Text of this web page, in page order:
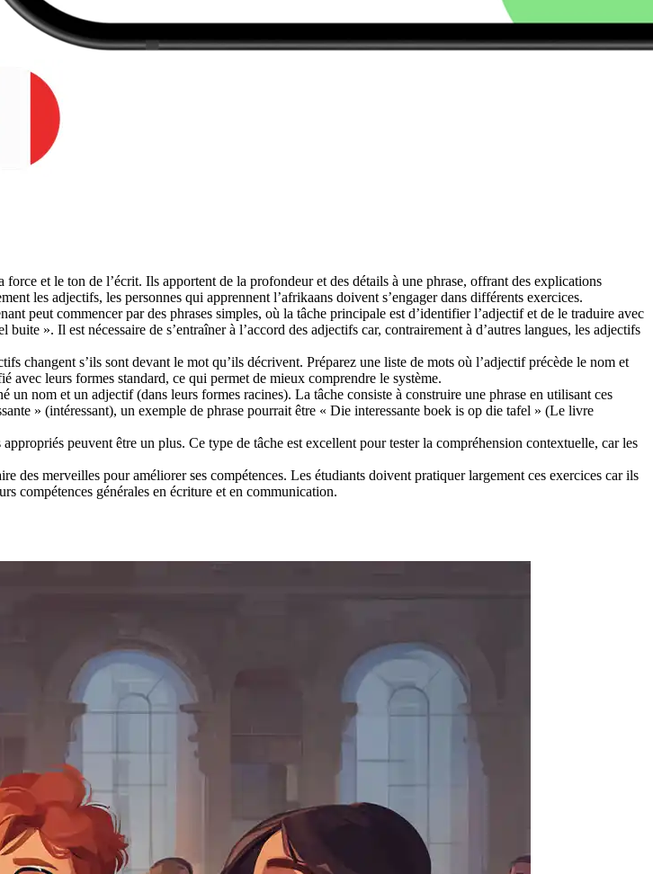
et le ton de l’écrit. Ils apportent de la profondeur et des détails à une phrase, offrant des explications
les adjectifs, les personnes qui apprennent l’afrikaans doivent s’engager dans différents exercices.
peut commencer par des phrases simples, où la tâche principale est d’identifier l’adjectif et de le traduire avec
». Il est nécessaire de s’entraîner à l’accord des adjectifs car, contrairement à d’autres langues, les adjectifs
changent s’ils sont devant le mot qu’ils décrivent. Préparez une liste de mots où l’adjectif précède le nom et
avec leurs formes standard, ce qui permet de mieux comprendre le système.
nom et un adjectif (dans leurs formes racines). La tâche consiste à construire une phrase en utilisant ces
» (intéressant), un exemple de phrase pourrait être « Die interessante boek is op die tafel » (Le livre
peuvent être un plus. Ce type de tâche est excellent pour tester la compréhension contextuelle, car les
des merveilles pour améliorer ses compétences. Les étudiants doivent pratiquer largement ces exercices car ils
compétences générales en écriture et en communication.